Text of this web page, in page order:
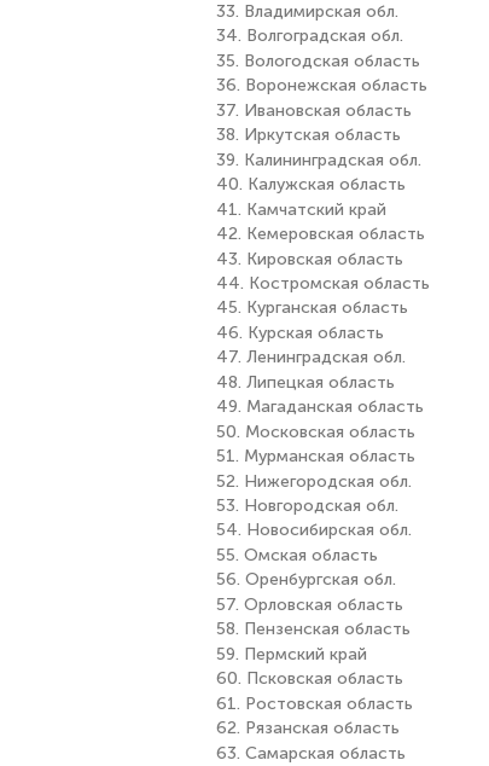
33. Владимирская обл.
34. Волгоградская обл.
35. Вологодская область
36. Воронежская область
37. Ивановская область
38. Иркутская область
39. Калининградская обл.
40. Калужская область
41. Камчатский край
42. Кемеровская область
43. Кировская область
44. Костромская область
45. Курганская область
46. Курская область
47. Ленинградская обл.
48. Липецкая область
49. Магаданская область
50. Московская область
51. Мурманская область
52. Нижегородская обл.
53. Новгородская обл.
54. Новосибирская обл.
55. Омская область
56. Оренбургская обл.
57. Орловская область
58. Пензенская область
59. Пермский край
60. Псковская область
61. Ростовская область
62. Рязанская область
63. Самарская область